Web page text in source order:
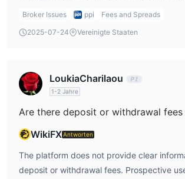
0.6% plus VAT, with a maximum of 1.5%
fees are notably higher than industry
Broker Issues ppi
Fees and Spreads
2025-07-24
Vereinigte Staaten
LoukiaCharilaou
1-2 Jahre
Are there deposit or withdrawal fees
WikiFXAntworten
The platform does not provide clear
deposit or withdrawal fees. Prospective